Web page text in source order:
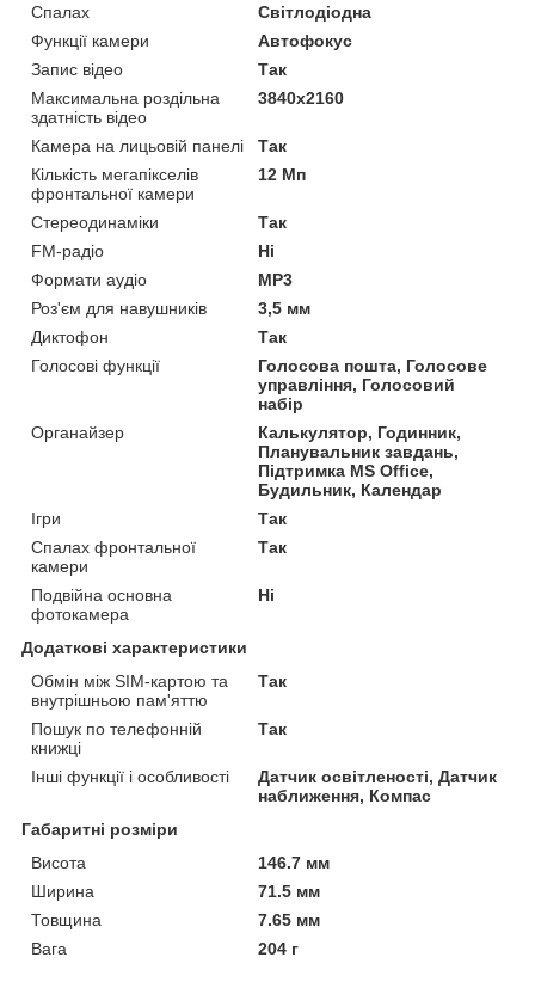
Спалах
Світлодіодна
Функції камери
Автофокус
Запис відео
Так
Максимальна роздільна
здатність відео
3840x2160
Камера на лицьовій панелі
Так
Кількість мегапікселів
фронтальної камери
12 Мп
Стереодинаміки
Так
FM-радіо
Ні
Формати аудіо
MP3
Роз'єм для навушників
3,5 мм
Диктофон
Так
Голосові функції
Голосова пошта, Голосове
управління, Голосовий
набір
Органайзер
Калькулятор, Годинник,
Планувальник завдань,
Підтримка MS Office,
Будильник, Календар
Ігри
Так
Спалах фронтальної
камери
Так
Подвійна основна
фотокамера
Ні
Додаткові характеристики
Обмін між SIM-картою та
внутрішньою пам'яттю
Так
Пошук по телефонній
книжці
Так
Інші функції і особливості
Датчик освітленості, Датчик
наближення, Компас
Габаритні розміри
Висота
146.7 мм
Ширина
71.5 мм
Товщина
7.65 мм
Вага
204 г